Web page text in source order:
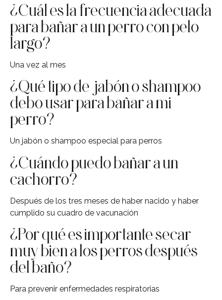
¿Cuál es la frecuencia adecuada
para bañar a un perro con pelo
largo?
Una vez al mes
¿Qué tipo de jabón o shampoo
debo usar para bañar a mi
perro?
Un jabón o shampoo especial para perros
¿Cuándo puedo bañar a un
cachorro?
Después de los tres meses de haber nacido y haber
cumplido su cuadro de vacunación
¿Por qué es importante secar
muy bien a los perros después
del baño?
Para prevenir enfermedades respiratorias